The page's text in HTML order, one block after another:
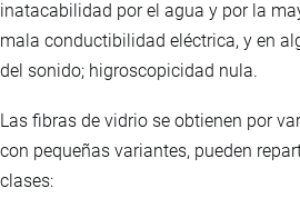
inatacabilidad por el agua y por la
mala conductibilidad eléctrica, y en
del sonido; higroscopicidad nula.
Las fibras de vidrio se obtienen por
con pequeñas variantes, pueden
clases: